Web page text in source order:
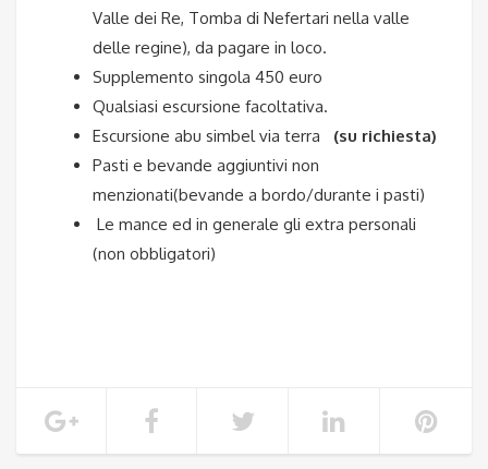
Valle dei Re, Tomba di Nefertari nella valle
delle regine), da pagare in loco.
Supplemento singola 450 euro
Qualsiasi escursione facoltativa.
Escursione abu simbel via terra
(su richiesta)
Pasti e bevande aggiuntivi non
menzionati(bevande a bordo/durante i pasti)
Le mance ed in generale gli extra personali
(non obbligatori)